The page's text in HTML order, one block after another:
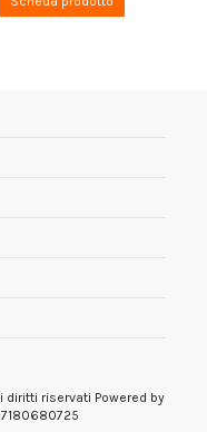
diritti riservati Powered by